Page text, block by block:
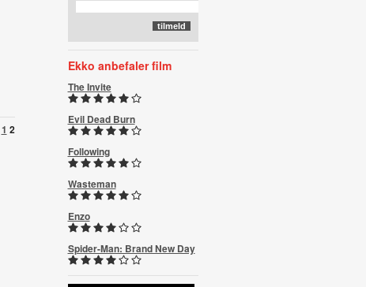
1 2
Ekko anbefaler film
The Invite
Evil Dead Burn
Following
Wasteman
Enzo
Spider-Man: Brand New Day